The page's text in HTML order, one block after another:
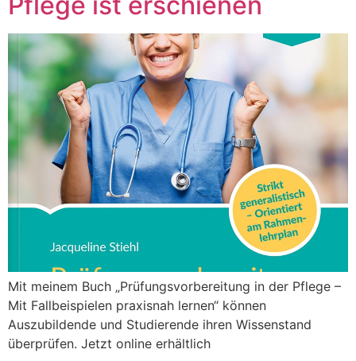
Mit meinem Buch „Prüfungsvorbereitung in der Pflege –
Mit Fallbeispielen praxisnah lernen“ können
Auszubildende und Studierende ihren Wissenstand
überprüfen. Jetzt online erhältlich